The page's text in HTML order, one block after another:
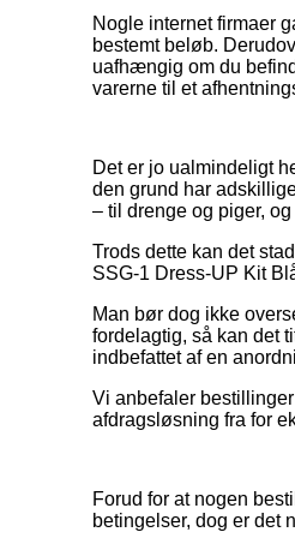
Nogle internet firmaer
bestemt beløb.
uafhængig om du
varerne til et
Det er jo ualmindeligt
den grund har
– til drenge og piger,
Trods dette kan det
SSG-1 Dress-UP Kit
Man bør dog ikke
fordelagtig, så kan det
indbefattet af en
Vi anbefaler
afdragsløsning fra for
Forud for at nogen
betingelser, dog er det